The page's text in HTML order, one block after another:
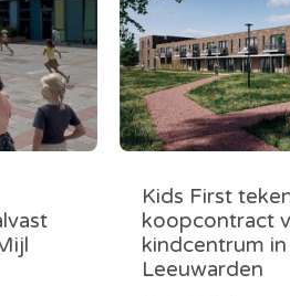
Kids First
koopcontract
kindcentrum
Leeuwarden